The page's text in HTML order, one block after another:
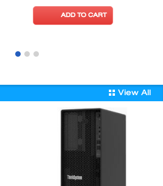
ADD TO CART
View All